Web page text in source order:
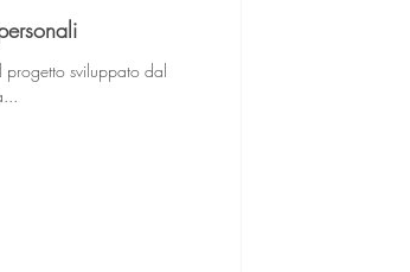
progetto sviluppato dal